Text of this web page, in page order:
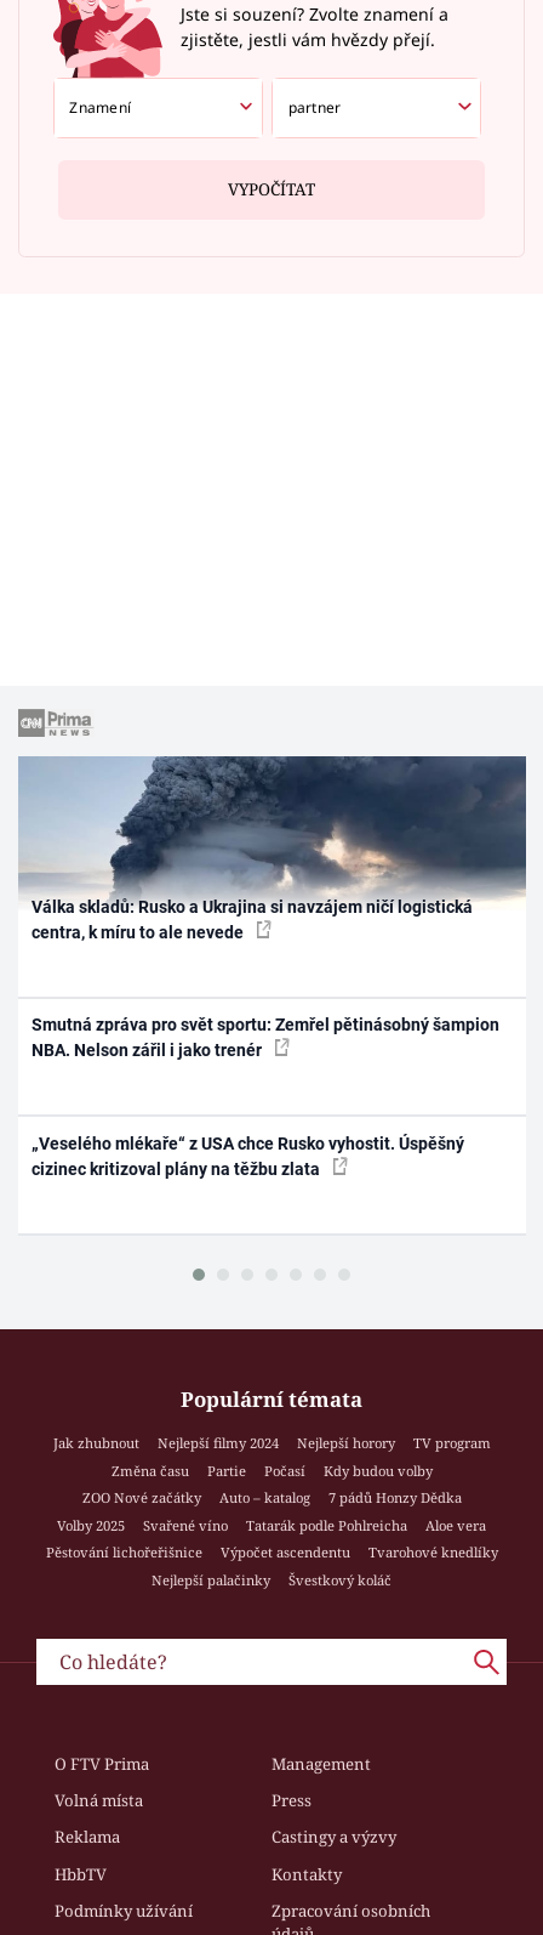
Jste si souzení? Zvolte znamení a
zjistěte, jestli vám hvězdy přejí.
VYPOČÍTAT
Válka skladů: Rusko a Ukrajina si navzájem ničí logistická
centra, k míru to ale nevede
Smutná zpráva pro svět sportu: Zemřel pětinásobný šampion
NBA. Nelson zářil i jako trenér
„Veselého mlékaře“ z USA chce Rusko vyhostit. Úspěšný
cizinec kritizoval plány na těžbu zlata
Populární témata
Jak zhubnout Nejlepší filmy 2024 Nejlepší horory
TV program
Změna času
Partie Počasí
Kdy budou volby
ZOO Nové začátky
Auto – katalog
7 pádů Honzy Dědka
Volby 2025
Svařené víno Tatarák podle Pohlreicha
Aloe vera
Pěstování lichořeřišnice
Výpočet ascendentu
Tvarohové knedlíky
Nejlepší palačinky
Švestkový koláč
O FTV Prima
Management
Volná místa
Press
Reklama
Castingy a výzvy
HbbTV
Kontakty
Podmínky užívání
Zpracování osobních